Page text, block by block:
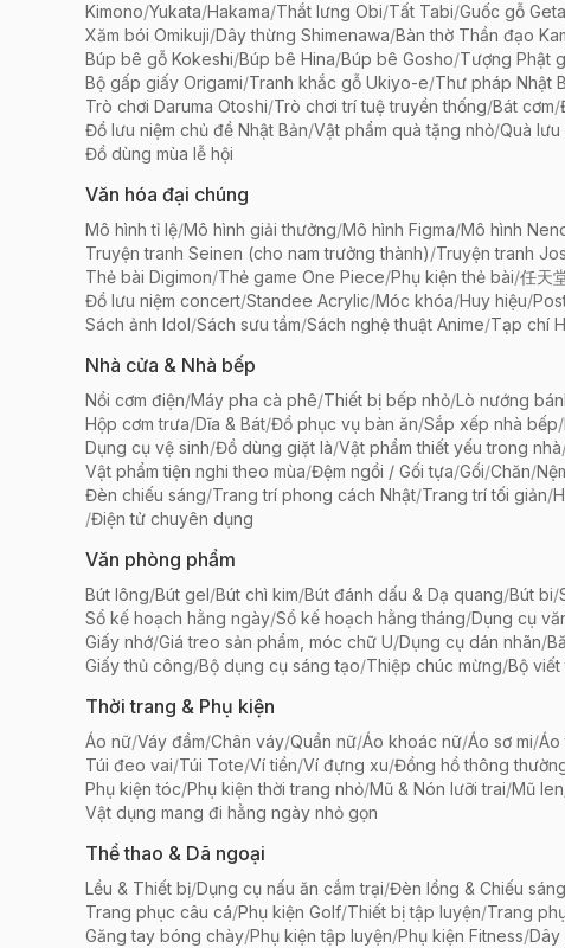
Kimono/Yukata/Hakama/Thắt lưng Obi/Tất Tabi/Guốc gỗ Geta
Xăm bói Omikuji/Dây thừng Shimenawa/Bàn thờ Thần đạo
Búp bê gỗ Kokeshi/Búp bê Hina/Búp bê Gosho/Tượng Phật
Bộ gấp giấy Origami/Tranh khắc gỗ Ukiyo-e/Thư pháp Nhật
Trò chơi Daruma Otoshi/Trò chơi trí tuệ truyền thống/Bát cơm/
Đồ lưu niệm chủ đề Nhật Bản/Vật phẩm quà tặng nhỏ/Quà lưu
Đồ dùng mùa lễ hội
Văn hóa đại chúng
Mô hình tỉ lệ/Mô hình giải thưởng/Mô hình Figma/Mô hình
Truyện tranh Seinen (cho nam trưởng thành)/Truyện tranh
Thẻ bài Digimon/Thẻ game One Piece/Phụ kiện thẻ bài/任天
Đồ lưu niệm concert/Standee Acrylic/Móc khóa/Huy hiệu/
Sách ảnh Idol/Sách sưu tầm/Sách nghệ thuật Anime/Tạp chí
Nhà cửa & Nhà bếp
Nồi cơm điện/Máy pha cà phê/Thiết bị bếp nhỏ/Lò nướng
Hộp cơm trưa/Dĩa & Bát/Đồ phục vụ bàn ăn/Sắp xếp nhà bếp/
Dụng cụ vệ sinh/Đồ dùng giặt là/Vật phẩm thiết yếu trong nhà
Vật phẩm tiện nghi theo mùa/Đệm ngồi / Gối tựa/Gối/Chăn/
Đèn chiếu sáng/Trang trí phong cách Nhật/Trang trí tối giản/
/Điện tử chuyên dụng
Văn phòng phẩm
Bút lông/Bút gel/Bút chì kim/Bút đánh dấu & Dạ quang/Bút bi/
Sổ kế hoạch hằng ngày/Sổ kế hoạch hằng tháng/Dụng cụ
Giấy nhớ/Giá treo sản phẩm, móc chữ U/Dụng cụ dán nhãn/
Giấy thủ công/Bộ dụng cụ sáng tạo/Thiệp chúc mừng/Bộ viết
Thời trang & Phụ kiện
Áo nữ/Váy đầm/Chân váy/Quần nữ/Áo khoác nữ/Áo sơ mi/Áo
Túi đeo vai/Túi Tote/Ví tiền/Ví đựng xu/Đồng hồ thông
Phụ kiện tóc/Phụ kiện thời trang nhỏ/Mũ & Nón lưỡi trai/Mũ len
Vật dụng mang đi hằng ngày nhỏ gọn
Thể thao & Dã ngoại
Lều & Thiết bị/Dụng cụ nấu ăn cắm trại/Đèn lồng & Chiếu sáng
Trang phục câu cá/Phụ kiện Golf/Thiết bị tập luyện/Trang
Găng tay bóng chày/Phụ kiện tập luyện/Phụ kiện Fitness/Dây